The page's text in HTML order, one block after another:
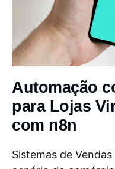
Automação
para Lojas
com n8n
Sistemas de